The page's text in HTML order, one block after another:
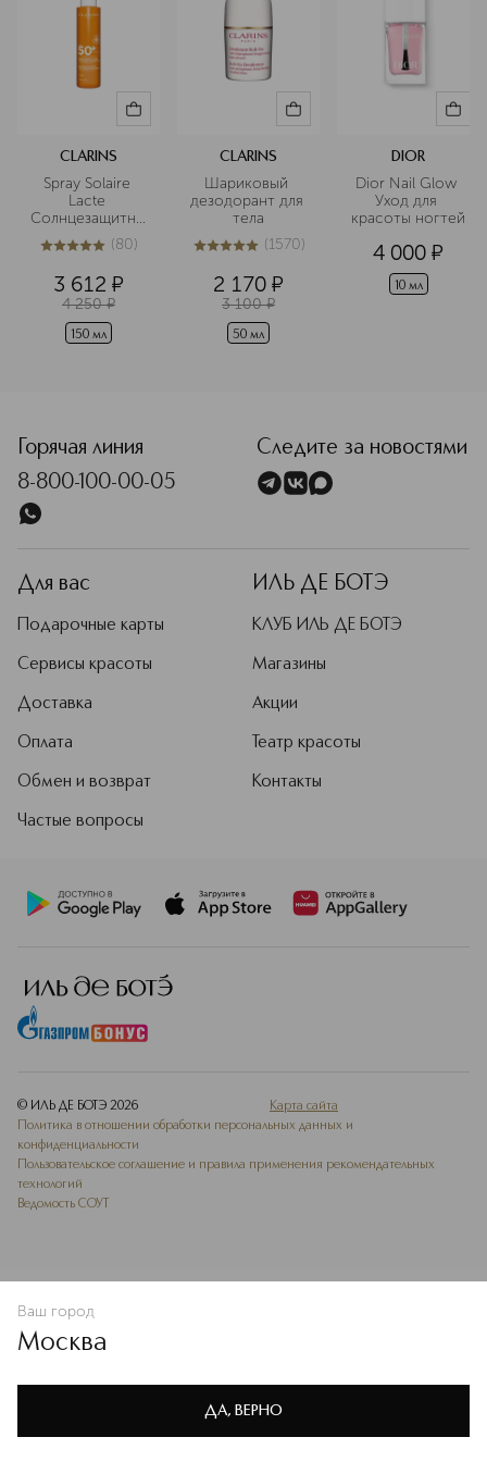
Политике конфиденциальности
CLARINS
Spray Solaire
Lacte
Солнцезащитное
молочко-
спрей для тела
5из 580 (80)
3 612 ¤
4 250 ¤
150 мл
CLARINS
Шариковый
дезодорант для
тела
5из 51570 (1570)
2 170 ¤
3 100 ¤
50 мл
DIOR
Dior Nail Glow
Уход для
красоты ногтей
4 000 ¤
10 мл
В КОРЗИНУ
Горячая линия
8-800-100-00-05
Следите за новостями
Для вас
Подарочные карты
Сервисы красоты
Доставка
Оплата
Обмен и возврат
Частые вопросы
ИЛЬ ДЕ БОТЭ
КЛУБ ИЛЬ ДЕ БОТЭ
Магазины
Акции
Театр красоты
Контакты
© ИЛЬ ДЕ БОТЭ 2026
Карта сайта
Политика в отношении обработки персональных данных и
конфиденциальности
Пользовательское соглашение и правила применения рекомендательных
технологий
Ведомость СОУТ
Ваш город
Москва
ДА, ВЕРНО